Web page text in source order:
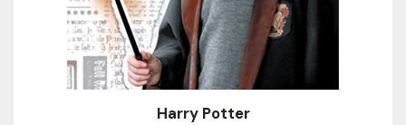
Harry Potter